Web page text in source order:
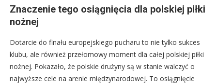
Znaczenie tego osiągnięcia dla polskiej piłki
nożnej
Dotarcie do finału europejskiego pucharu to nie tylko sukces
klubu, ale również przełomowy moment dla całej polskiej piłki
nożnej. Pokazało, że polskie drużyny są w stanie walczyć o
najwyższe cele na arenie międzynarodowej. To osiągnięcie